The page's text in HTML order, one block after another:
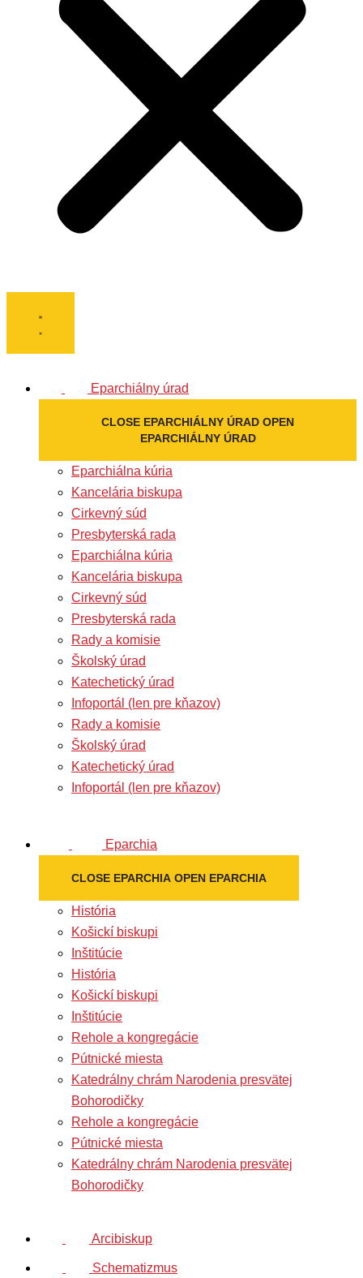
Eparchiálny úrad
CLOSE EPARCHIÁLNY ÚRAD OPEN
EPARCHIÁLNY ÚRAD
Eparchiálna kúria
Kancelária biskupa
Cirkevný súd
Presbyterská rada
Eparchiálna kúria
Kancelária biskupa
Cirkevný súd
Presbyterská rada
Rady a komisie
Školský úrad
Katechetický úrad
Infoportál (len pre kňazov)
Rady a komisie
Školský úrad
Katechetický úrad
Infoportál (len pre kňazov)
Eparchia
CLOSE EPARCHIA OPEN EPARCHIA
História
Košickí biskupi
Inštitúcie
História
Košickí biskupi
Inštitúcie
Rehole a kongregácie
Pútnické miesta
Katedrálny chrám Narodenia presvätej
Bohorodičky
Rehole a kongregácie
Pútnické miesta
Katedrálny chrám Narodenia presvätej
Bohorodičky
Arcibiskup
Schematizmus